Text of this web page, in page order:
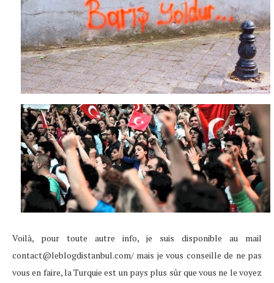
Voilà, pour toute autre info, je suis disponible au mail
contact@leblogdistanbul.com/ mais je vous conseille de ne pas
vous en faire, la Turquie est un pays plus sûr que vous ne le voyez